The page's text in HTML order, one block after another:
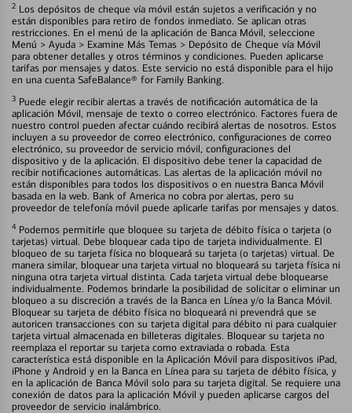
2 Los depósitos de cheque vía móvil están sujetos a verificación y no
están disponibles para retiro de fondos inmediato. Se aplican otras
restricciones. En el menú de la aplicación de Banca Móvil, seleccione
Menú > Ayuda > Examine Más Temas > Depósito de Cheque vía Móvil
para obtener detalles y otros términos y condiciones. Pueden aplicarse
tarifas por mensajes y datos. Este servicio no está disponible para el hijo
en una cuenta SafeBalance® for Family Banking.
3 Puede elegir recibir alertas a través de notificación automática de la
aplicación Móvil, mensaje de texto o correo electrónico. Factores fuera de
nuestro control pueden afectar cuándo recibirá alertas de nosotros. Estos
incluyen a su proveedor de correo electrónico, configuraciones de correo
electrónico, su proveedor de servicio móvil, configuraciones del
dispositivo y de la aplicación. El dispositivo debe tener la capacidad de
recibir notificaciones automáticas. Las alertas de la aplicación móvil no
están disponibles para todos los dispositivos o en nuestra Banca Móvil
basada en la web. Bank of America no cobra por alertas, pero su
proveedor de telefonía móvil puede aplicarle tarifas por mensajes y datos.
4 Podemos permitirle que bloquee su tarjeta de débito física o tarjeta (o
tarjetas) virtual. Debe bloquear cada tipo de tarjeta individualmente. El
bloqueo de su tarjeta física no bloqueará su tarjeta (o tarjetas) virtual. De
manera similar, bloquear una tarjeta virtual no bloqueará su tarjeta física ni
ninguna otra tarjeta virtual distinta. Cada tarjeta virtual debe bloquearse
individualmente. Podemos brindarle la posibilidad de solicitar o eliminar un
bloqueo a su discreción a través de la Banca en Línea y/o la Banca Móvil.
Bloquear su tarjeta de débito física no bloqueará ni prevendrá que se
autoricen transacciones con su tarjeta digital para débito ni para cualquier
tarjeta virtual almacenada en billeteras digitales. Bloquear su tarjeta no
reemplaza el reportar su tarjeta como extraviada o robada. Esta
característica está disponible en la Aplicación Móvil para dispositivos iPad,
iPhone y Android y en la Banca en Línea para su tarjeta de débito física, y
en la aplicación de Banca Móvil solo para su tarjeta digital. Se requiere una
conexión de datos para la aplicación Móvil y pueden aplicarse cargos del
proveedor de servicio inalámbrico.